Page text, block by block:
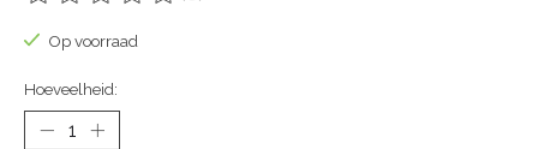
Op voorraad
Hoeveelheid: